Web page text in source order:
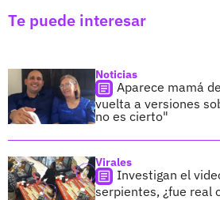
Te puede interesar
Noticias
Aparece mamá
vuelta a versiones
no es cierto"
Virales
Investigan el
serpientes, ¿fue real